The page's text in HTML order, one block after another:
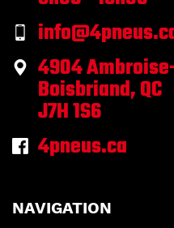
4904
Boisbriand, QC
J7H 1S6
4pneus.ca
NAVIGATION